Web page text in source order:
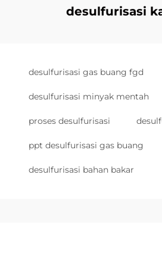
desulfurisasi
desulfurisasi gas buang fgd
desulfurisasi minyak mentah
proses desulfurisasi
ppt desulfurisasi gas buang
desulfurisasi bahan bakar